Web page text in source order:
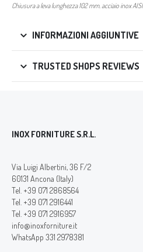
Chiusura a leva lunghezza 102 mm. acciaio inox
INFORMAZIONI AGGIUNTIVE
TRUSTED SHOPS REVIEWS
INOX FORNITURE S.R.L.
Via Luigi Albertini, 36 F/2
60131 Ancona (Italy)
Tel. +39 071 2868564
Tel. +39 071 2916441
Tel. +39 071 2916957
info@inoxforniture.it
WhatsApp 331 2978381